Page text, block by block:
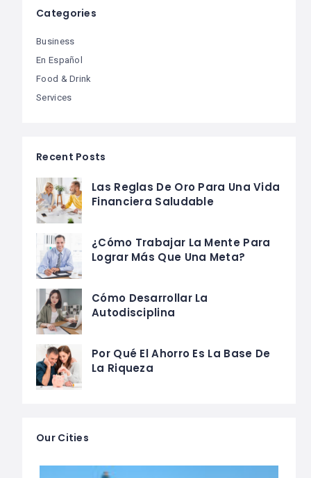
Categories
Business
En Español
Food & Drink
Services
Recent Posts
Las Reglas De Oro Para Una Vida
Financiera Saludable
¿Cómo Trabajar La Mente Para
Lograr Más Que Una Meta?
Cómo Desarrollar La
Autodisciplina
Por Qué El Ahorro Es La Base De
La Riqueza
Our Cities